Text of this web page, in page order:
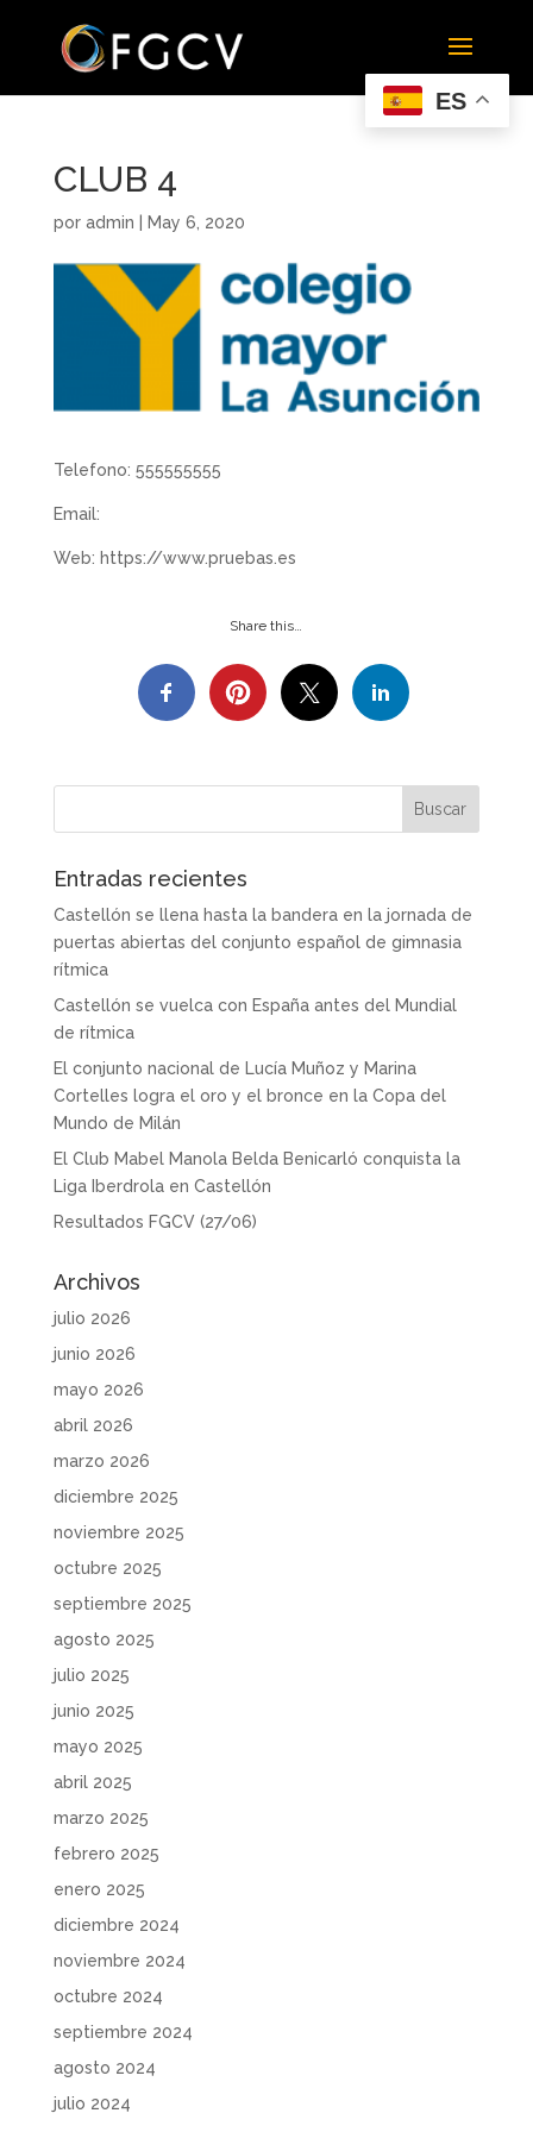
CLUB 4
por admin May 6, 2020
Telefono: 555555555
Email:
Web: https://www.pruebas.es
Share this…
Entradas recientes
Castellón se llena hasta la bandera en la jornada de
puertas abiertas del conjunto español de gimnasia
rítmica
Castellón se vuelca con España antes del Mundial
de rítmica
El conjunto nacional de Lucía Muñoz y Marina
Cortelles logra el oro y el bronce en la Copa del
Mundo de Milán
El Club Mabel Manola Belda Benicarló conquista la
Liga Iberdrola en Castellón
Resultados FGCV (27/06)
Archivos
julio 2026
junio 2026
mayo 2026
abril 2026
marzo 2026
diciembre 2025
noviembre 2025
octubre 2025
septiembre 2025
agosto 2025
julio 2025
junio 2025
mayo 2025
abril 2025
marzo 2025
febrero 2025
enero 2025
diciembre 2024
noviembre 2024
octubre 2024
septiembre 2024
agosto 2024
julio 2024
ES